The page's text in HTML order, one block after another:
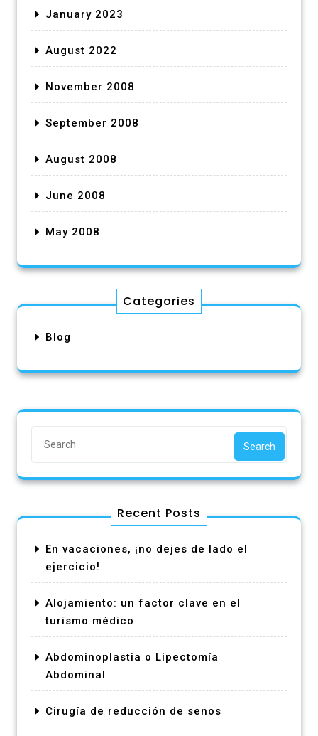
January 2023
August 2022
November 2008
September 2008
August 2008
June 2008
May 2008
Categories
Blog
Search
Recent Posts
En vacaciones, ¡no dejes de lado el
ejercicio!
Alojamiento: un factor clave en el
turismo médico
Abdominoplastia o Lipectomía
Abdominal
Cirugía de reducción de senos